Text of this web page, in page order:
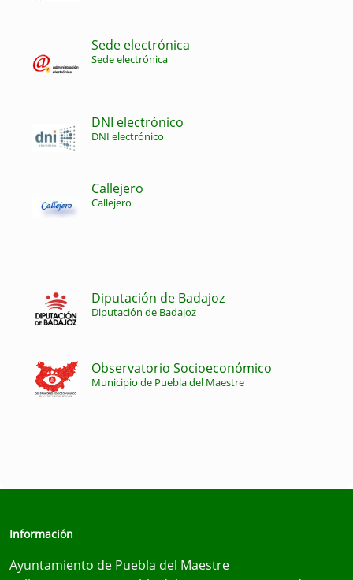
Sede electrónica
Sede electrónica
DNI electrónico
DNI electrónico
Callejero
Callejero
Diputación de Badajoz
Diputación de Badajoz
Observatorio Socioeconómico
Municipio de Puebla del Maestre
Información
Ayuntamiento de Puebla del Maestre